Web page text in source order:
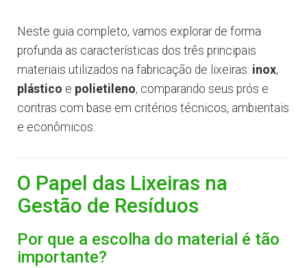
Neste guia completo, vamos explorar de forma
profunda as características dos três principais
materiais utilizados na fabricação de lixeiras: inox,
plástico e polietileno, comparando seus prós e
contras com base em critérios técnicos, ambientais
e econômicos.
O Papel das Lixeiras na
Gestão de Resíduos
Por que a escolha do material é tão
importante?